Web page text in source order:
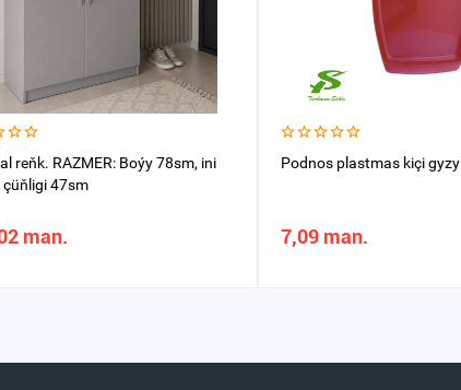
reňk. RAZMER: Boýy 78sm, ini
çüňligi 47sm
man.
Podnos plastmas kiçi gyzyl
7,09 man.